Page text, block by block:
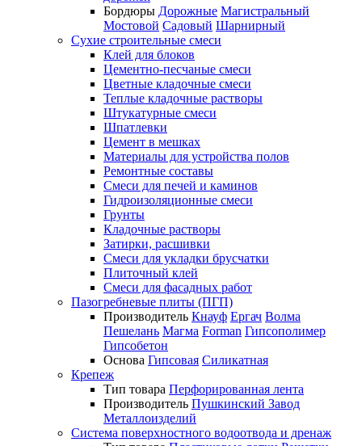
Бордюры Дорожные Магистральный
Мостовой Садовый Шарнирный
Сухие строительные смеси
Клей для блоков
Цементно-песчаные смеси
Цветные кладочные смеси
Теплые кладочные растворы
Штукатурные смеси
Шпатлевки
Цемент в мешках
Материалы для устройства полов
Ремонтные составы
Смеси для печей и каминов
Гидроизоляционные смеси
Грунты
Кладочные растворы
Затирки, расшивки
Смеси для укладки брусчатки
Плиточный клей
Смеси для фасадных работ
Пазогребневые плиты (ПГП)
Производитель Кнауф Ергач Волма
Пешелань Магма Forman Гипсополимер
Гипсобетон
Основа Гипсовая Силикатная
Крепеж
Тип товара Перфорированная лента
Производитель Пушкинский Завод
Металлоизделий
Система поверхностного водоотвода и дренаж